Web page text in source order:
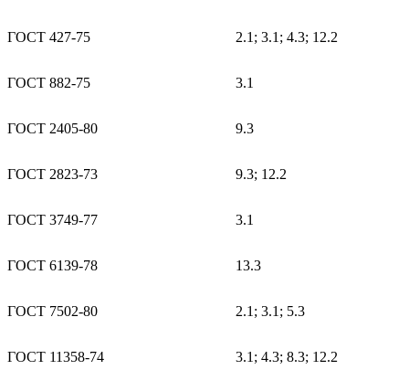
ГОСТ 427-75 2.1; 3.1; 4.3; 12.2
ГОСТ 882-75 3.1
ГОСТ 2405-80 9.3
ГОСТ 2823-73 9.3; 12.2
ГОСТ 3749-77 3.1
ГОСТ 6139-78 13.3
ГОСТ 7502-80 2.1; 3.1; 5.3
ГОСТ 11358-74 3.1; 4.3; 8.3; 12.2